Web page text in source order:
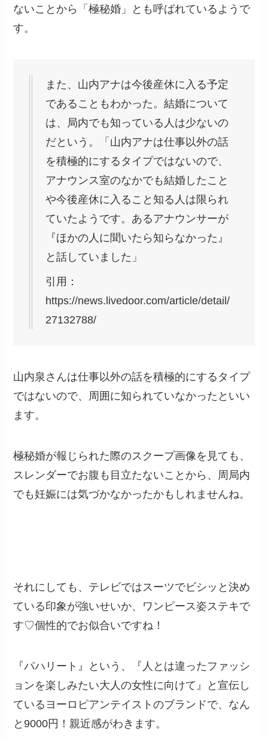
ないことから「極秘婚」とも呼ばれているようで
す。
また、山内アナは今後産休に入る予定
であることもわかった。結婚について
は、局内でも知っている人は少ないの
だという。「山内アナは仕事以外の話
を積極的にするタイプではないので、
アナウンス室のなかでも結婚したこと
や今後産休に入ること知る人は限られ
ていたようです。あるアナウンサーが
『ほかの人に聞いたら知らなかった』
と話していました」
引用：
https://news.livedoor.com/article/detail/
27132788/
山内泉さんは仕事以外の話を積極的にするタイプ
ではないので、周囲に知られていなかったといい
ます。
極秘婚が報じられた際のスクープ画像を見ても、
スレンダーでお腹も目立たないことから、周局内
でも妊娠には気づかなかったかもしれませんね。
それにしても、テレビではスーツでビシッと決め
ている印象が強いせいか、ワンピース姿ステキで
す♡個性的でお似合いですね！
『パハリート』という、『人とは違ったファッシ
ョンを楽しみたい大人の女性に向けて』と宣伝し
ているヨーロピアンテイストのブランドで、なん
と9000円！親近感がわきます。